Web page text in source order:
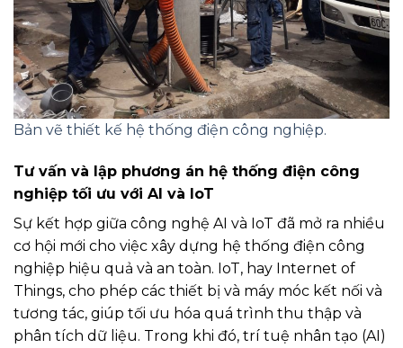
Bản vẽ thiết kế hệ thống điện công nghiệp.
Tư vấn và lập phương án hệ thống điện công
nghiệp tối ưu với AI và IoT
Sự kết hợp giữa công nghệ AI và IoT đã mở ra nhiều
cơ hội mới cho việc xây dựng hệ thống điện công
nghiệp hiệu quả và an toàn. IoT, hay Internet of
Things, cho phép các thiết bị và máy móc kết nối và
tương tác, giúp tối ưu hóa quá trình thu thập và
phân tích dữ liệu. Trong khi đó, trí tuệ nhân tạo (AI)